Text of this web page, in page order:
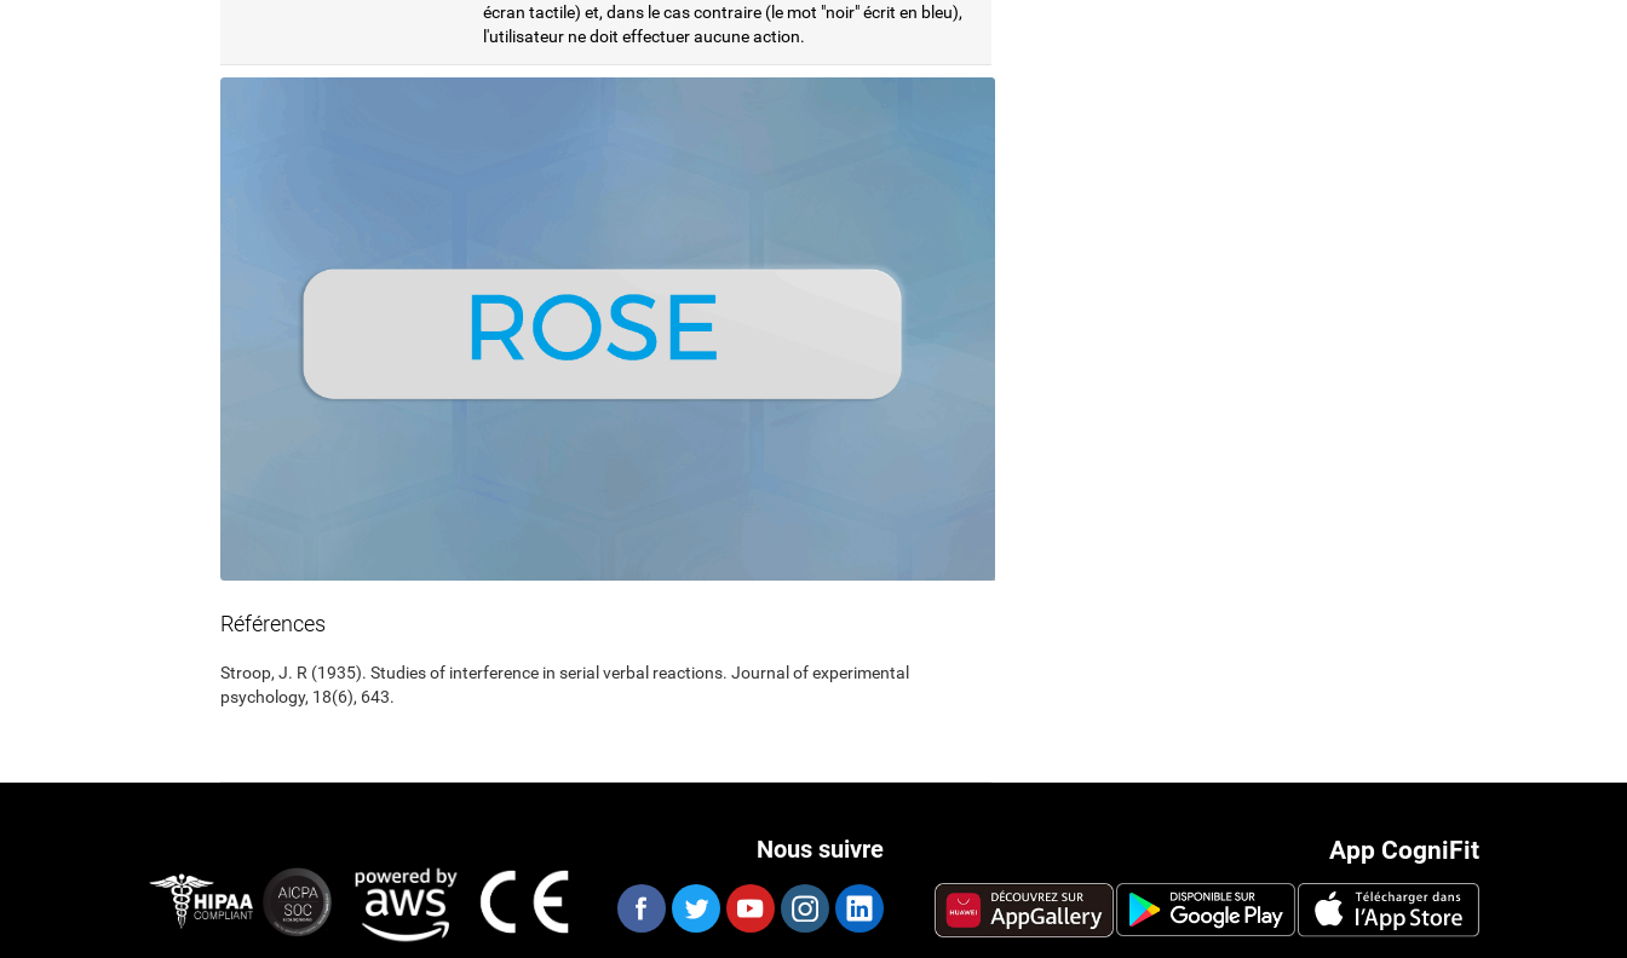
écran tactile) et, dans le cas contraire (le mot "noir" écrit en bleu),
l'utilisateur ne doit effectuer aucune action.
Références
Stroop, J. R (1935). Studies of interference in serial verbal reactions. Journal of experimental
psychology, 18(6), 643.
App CogniFit
Nous suivre